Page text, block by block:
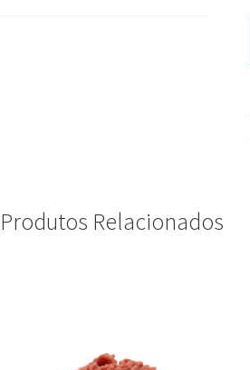
Produtos Relacionados